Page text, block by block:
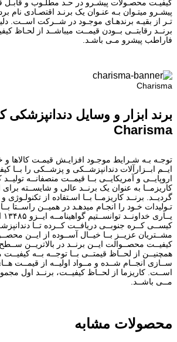
کیفیـت محصـولات پیشـرو در حـد مطلـوب و قابـل
پیشـرو میتـوان بـه عنـوان یک برنـد اقتصـادی نام
تـر از بقیـه برندهـای موجـود در شــرکت اســت.
برنــد رقابتــی بــودن قیمــت میباشــد از لحـاظ
فاراطب پیشرو مـی باشـد.
Charisma
برند ابزار و وسایل دندانپزشکی
Charisma
توجـه بـه شـرایط موجـود افزایـش قیمـت کالاها
ایــم ابــزارآلات دندانپزشــکی و پزشــکی را بــا
اروپایــی و آمریکایــی بــا قیمــت منصفانــه تولیــد
کاریزمــا به عنوان یک برنــد عالی و شایســته برای
گردیــد. برنــد کاریزمــا بــا اسـتفاده از
تـولیدات خـود را انجـام میدهـد در همیــن راســتا
کیســی کــره جنوبــی دریافــت کــرده تــا
مشــتریان عزیــز بــا خیــال آســوده از ایــن
کیفیــت محصــوالت ایــن برنــد در بالاتریــن
همچنیــن از لحــاظ قیمتــی بــا توجــه بــه
ســازی انجــام شــده و مــواد اولیــه از قیمــت
اســت. کاریزما از لحــاظ کیفیــت، برنــد اول
مــی باشــد.
محصولات مشابه